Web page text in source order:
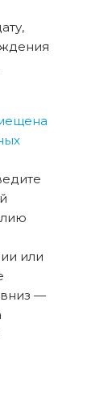
или
вниз —